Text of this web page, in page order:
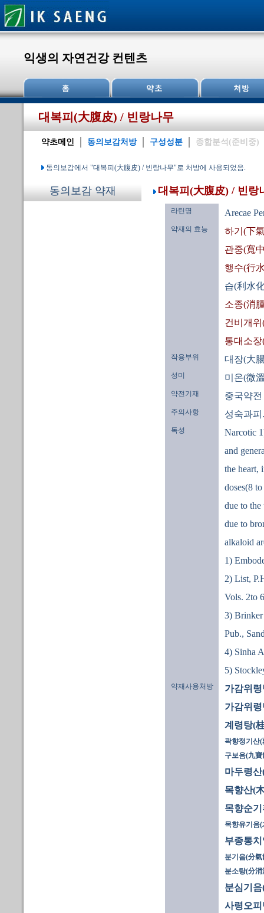
익생의 자연건강 컨텐츠
대복피(大腹皮) / 빈랑나무
약초메인 동의보감처방 구성성분 종합분석(준비중)
동의보감에서 "대복피(大腹皮) / 빈랑나무"로 처방에 사용되었음.
동의보감 약재 대복피(大腹皮) / 빈랑
라틴명 Arecae
약재의 효능
하기(下
관중(寬
행수(行
습(利水
소종(消
건비개
통대소
작용부위 대장(大
성미 미온(微
약전기재 중국약전
주의사항 성숙과
독성
Narcotic
and
the heart,
doses(8
due to the
due to
alkaloid
1)
2) List,
Vols. 2to
3)
Pub.,
4) Sinha
5)
약재사용처방
가감위
가감위
계령탕(
곽향정기산
구보음(九寶
마두령
목향산(
목향순
목향유기음
부종통
분기음(分氣
분소탕(分消
분심기
사령오